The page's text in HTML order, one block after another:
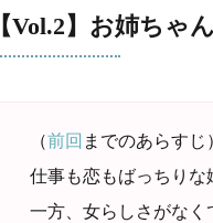
【Vol.2】お姉ち
（前回 までのあらすじ
仕事も恋もばっちりな
一方、女らしさがなく